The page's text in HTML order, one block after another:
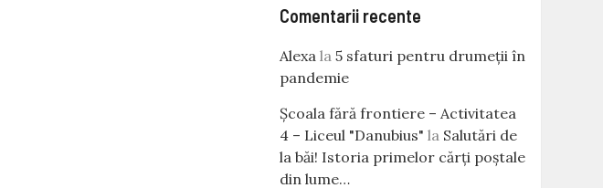
Comentarii recente
Alexa la 5 sfaturi pentru drumeții în
pandemie
Școala fără frontiere – Activitatea
4 – Liceul "Danubius" la Salutări de
la băi! Istoria primelor cărţi poştale
din lume…